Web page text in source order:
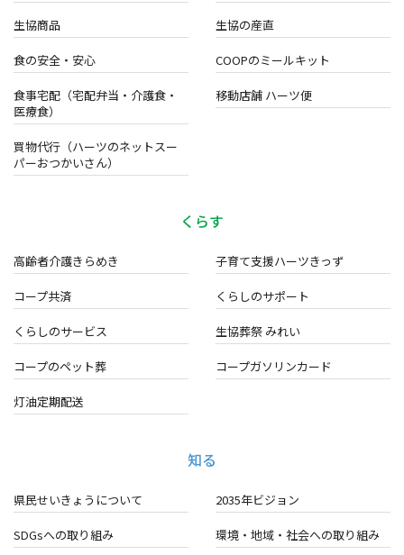
生協商品 生協の産直
食の安全・安心 COOPのミールキット
食事宅配（宅配弁当・介護食・
医療食）
移動店舗 ハーツ便
買物代行（ハーツのネットスー
パーおつかいさん）
くらす
高齢者介護きらめき 子育て支援ハーツきっず
コープ共済 くらしのサポート
くらしのサービス 生協葬祭 みれい
コープのペット葬 コープガソリンカード
灯油定期配送
知る
県民せいきょうについて 2035年ビジョン
SDGsへの取り組み 環境・地域・ 社会への取り組み